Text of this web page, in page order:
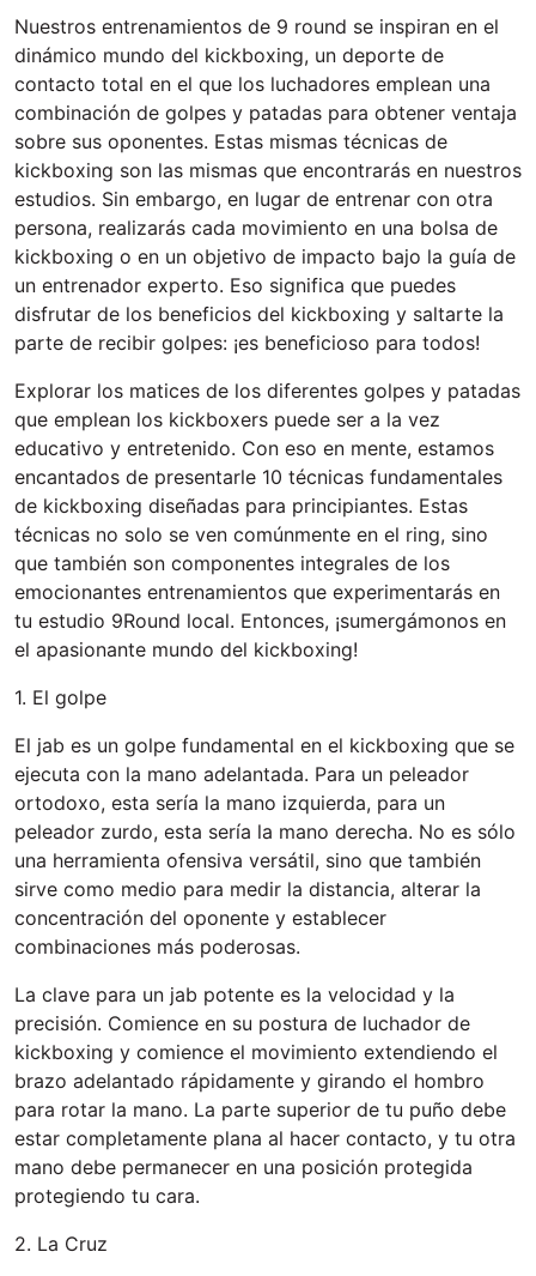
Nuestros entrenamientos de 9 round se inspiran en el
dinámico mundo del kickboxing, un deporte de
contacto total en el que los luchadores emplean una
combinación de golpes y patadas para obtener ventaja
sobre sus oponentes. Estas mismas técnicas de
kickboxing son las mismas que encontrarás en nuestros
estudios. Sin embargo, en lugar de entrenar con otra
persona, realizarás cada movimiento en una bolsa de
kickboxing o en un objetivo de impacto bajo la guía de
un entrenador experto. Eso significa que puedes
disfrutar de los beneficios del kickboxing y saltarte la
parte de recibir golpes: ¡es beneficioso para todos!
Explorar los matices de los diferentes golpes y patadas
que emplean los kickboxers puede ser a la vez
educativo y entretenido. Con eso en mente, estamos
encantados de presentarle 10 técnicas fundamentales
de kickboxing diseñadas para principiantes. Estas
técnicas no solo se ven comúnmente en el ring, sino
que también son componentes integrales de los
emocionantes entrenamientos que experimentarás en
tu estudio 9Round local. Entonces, ¡sumergámonos en
el apasionante mundo del kickboxing!
1. El golpe
El jab es un golpe fundamental en el kickboxing que se
ejecuta con la mano adelantada. Para un peleador
ortodoxo, esta sería la mano izquierda, para un
peleador zurdo, esta sería la mano derecha. No es sólo
una herramienta ofensiva versátil, sino que también
sirve como medio para medir la distancia, alterar la
concentración del oponente y establecer
combinaciones más poderosas.
La clave para un jab potente es la velocidad y la
precisión. Comience en su postura de luchador de
kickboxing y comience el movimiento extendiendo el
brazo adelantado rápidamente y girando el hombro
para rotar la mano. La parte superior de tu puño debe
estar completamente plana al hacer contacto, y tu otra
mano debe permanecer en una posición protegida
protegiendo tu cara.
2. La Cruz